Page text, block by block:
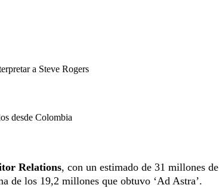
a Steve Rogers
desde Colombia
Relations, con un estimado de 31 millones de
de los 19,2 millones que obtuvo ‘Ad Astra’.